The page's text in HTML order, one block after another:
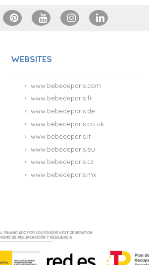
WEBSITES
www.bebedeparis.com
www.bebedeparis.fr
www.bebedeparis.de
www.bebedeparis.co.uk
www.bebedeparis.it
www.bebedeparis.eu
www.bebedeparis.cz
www.bebedeparis.mx